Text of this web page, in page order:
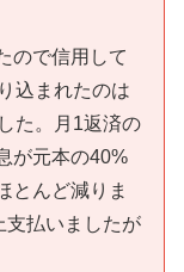
ので信用して
込まれたのは
た。月1返済の
が元本の40%
とんど減りま
支払いましたが